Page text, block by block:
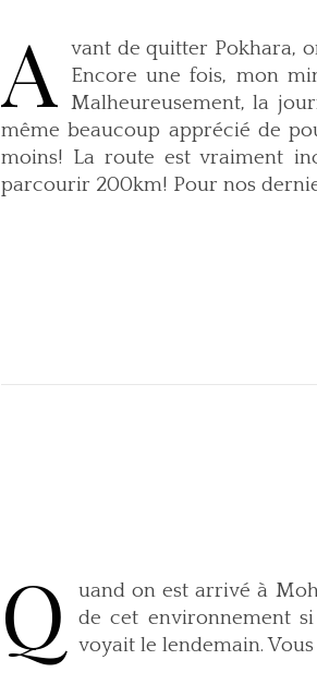
A
vant de quitter Pokhara,
Encore une fois, mon
Malheureusement, la
même beaucoup apprécié de
moins! La route est vraiment
parcourir 200km! Pour nos
Q
uand on est arrivé à
de cet environnement si
voyait le lendemain. Vous